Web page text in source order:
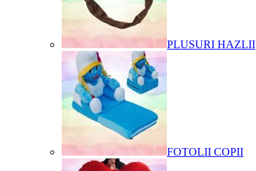
PLUSURI HAZLII
FOTOLII COPII